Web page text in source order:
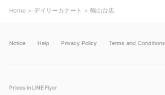
o
w
Home デイリーカナート 鶴山台店
Notice Help Privacy Policy Terms and Conditions
Prices in LINE Flyer